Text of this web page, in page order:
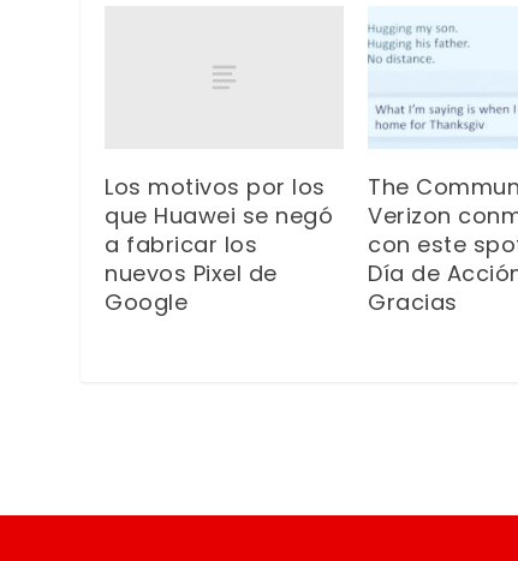
Los motivos por los
que Huawei se negó
a fabricar los
nuevos Pixel de
Google
The
Verizon
con este
Día de
Gracias